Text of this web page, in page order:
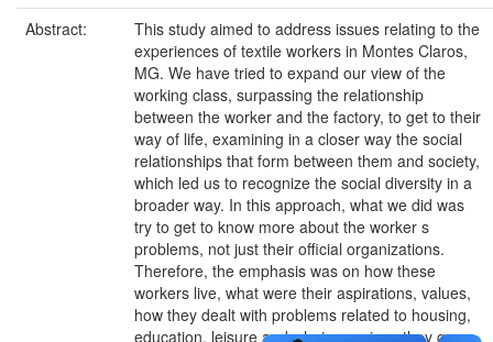
Abstract:
This study aimed to address issues relating to the
experiences of textile workers in Montes Claros,
MG. We have tried to expand our view of the
working class, surpassing the relationship
between the worker and the factory, to get to their
way of life, examining in a closer way the social
relationships that form between them and society,
which led us to recognize the social diversity in a
broader way. In this approach, what we did was
try to get to know more about the worker s
problems, not just their official organizations.
Therefore, the emphasis was on how these
workers live, what were their aspirations, values,
how they dealt with problems related to housing,
education, leisure and what meanings they gave